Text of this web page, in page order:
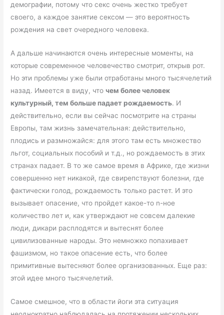
демографии, потому что секс очень жестко требует
своего, а каждое занятие сексом — это вероятность
рождения на свет очередного человека.
А дальше начинаются очень интересные моменты, на
которые современное человечество смотрит, открыв рот.
Но эти проблемы уже были отработаны много тысячелетий
назад. Имеется в виду, что чем более человек
культурный, тем больше падает рождаемость. И
действительно, если вы сейчас посмотрите на страны
Европы, там жизнь замечательная: действительно,
плодись и размножайся: для этого там есть множество
льгот, социальных пособий и т.д., но рождаемость в этих
странах падает. В то же самое время в Африке, где жизни
совершенно нет никакой, где свирепствуют болезни, где
фактически голод, рождаемость только растет. И это
вызывает опасение, что пройдет какое-то n-ное
количество лет и, как утверждают не совсем далекие
люди, дикари расплодятся и вытеснят более
цивилизованные народы. Это немножко попахивает
фашизмом, но такое опасение есть, что более
примитивные вытесняют более организованных. Еще раз:
этой идее много тысячелетий.
Самое смешное, что в области йоги эта ситуация